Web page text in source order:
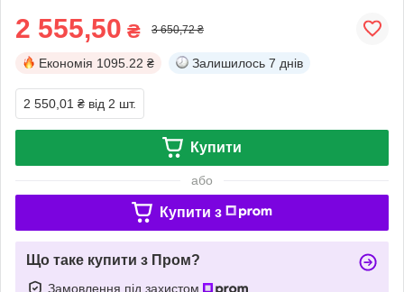
2 555,50 ₴ 3 650,72 ₴
Економія 1095.22 ₴ Залишилось 7 днів
2 550,01 ₴ від 2 шт.
Купити
або
Купити з
Що таке купити з Пром?
Замовлення під захистом